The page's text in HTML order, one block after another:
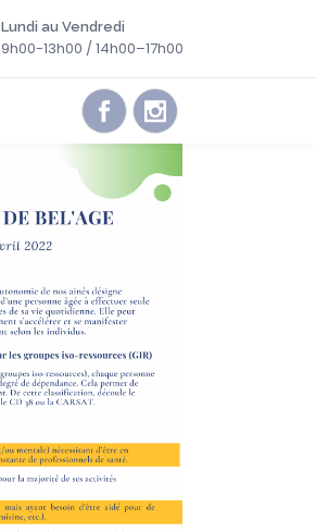
Lundi au Vendredi
9h00-13h00 / 14h00–17h00